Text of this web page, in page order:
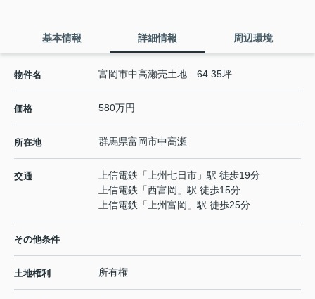
基本情報 詳細情報 周辺環境
物件名 富岡市中高瀬売土地 64.35坪
価格 580万円
所在地 群馬県富岡市中高瀬
交通 上信電鉄 「 上州七日市 」駅 徒歩19分
上信電鉄 「西富岡 」駅 徒歩15分
上信電鉄 「 上州富岡 」駅 徒歩25分
その他条件
土地権利 所有権